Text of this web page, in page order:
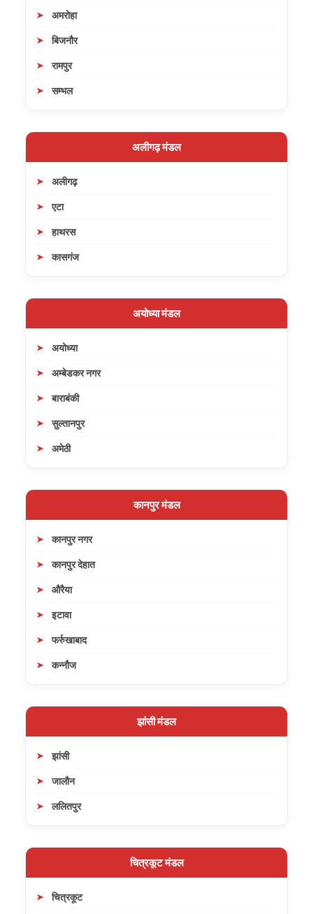
अमरोहा
बिजनौर
रामपुर
सम्भल
अलीगढ़ मंडल
अलीगढ़
एटा
हाथरस
कासगंज
अयोध्या मंडल
अयोध्या
अम्बेडकर नगर
बाराबंकी
सुल्तानपुर
अमेठी
कानपुर मंडल
कानपुर नगर
कानपुर देहात
औरैया
इटावा
फर्रुखाबाद
कन्नौज
झांसी मंडल
झांसी
जालौन
ललितपुर
चित्रकूट मंडल
चित्रकूट